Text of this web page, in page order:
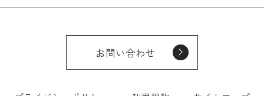
お問い合わせ